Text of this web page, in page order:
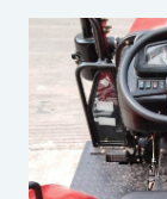
Skip